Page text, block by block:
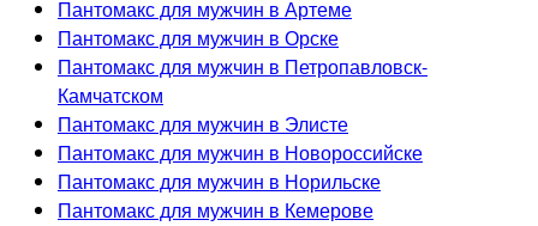
Пантомакс для мужчин в Артеме
Пантомакс для мужчин в Орске
Пантомакс для мужчин в Петропавловск-
Камчатском
Пантомакс для мужчин в Элисте
Пантомакс для мужчин в Новороссийске
Пантомакс для мужчин в Норильске
Пантомакс для мужчин в Кемерове